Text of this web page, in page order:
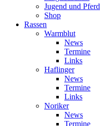
Jugend und Pferd
Shop
Rassen
Warmblut
News
Termine
Links
Haflinger
News
Termine
Links
Noriker
News
Termine